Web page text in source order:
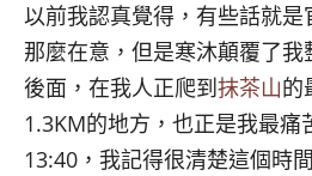
以前我認真覺得，有些話就
那麼在意，但是寒沐顛覆了
後面，在我人正爬到 抹茶山的
1.3KM的地方，也正是我最痛
13:40，我記得很清楚這個時